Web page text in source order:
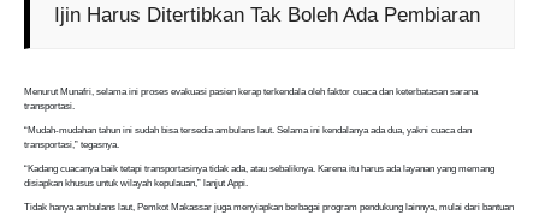
Ijin Harus Ditertibkan Tak Boleh Ada Pembiaran
Menurut Munafri, selama ini proses evakuasi pasien kerap terkendala oleh faktor cuaca dan keterbatasan sarana
transportasi.
“Mudah-mudahan tahun ini sudah bisa tersedia ambulans laut. Selama ini kendalanya ada dua, yakni cuaca dan
transportasi,” tegasnya.
“Kadang cuacanya baik tetapi transportasinya tidak ada, atau sebaliknya. Karena itu harus ada layanan yang memang
disiapkan khusus untuk wilayah kepulauan,” lanjut Appi.
Tidak hanya ambulans laut, Pemkot Makassar juga menyiapkan berbagai program pendukung lainnya, mulai dari bantuan